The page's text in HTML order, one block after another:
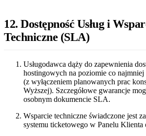
12. Dostępność Usług i
Techniczne (SLA)
Usługodawca dąży do zapewnienia
hostingowych na poziomie co najmniej
(z wyłączeniem planowanych prac
Wyższej). Szczegółowe gwarancje
osobnym dokumencie SLA.
Wsparcie techniczne świadczone jest
systemu ticketowego w Panelu Klienta